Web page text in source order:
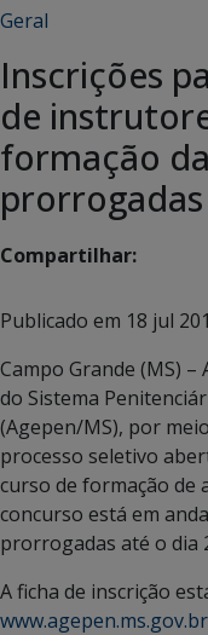
Geral
Inscrições
de
formação
prorrogadas
Compartilhar:
Publicado em 18 jul
Campo Grande (MS) –
do Sistema
(Agepen/MS), por
processo seletivo
curso de formação de
concurso está em
prorrogadas até o dia
A ficha de inscrição
www.agepen.ms.gov.br